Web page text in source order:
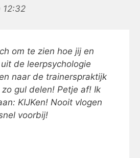
12:32
om te zien hoe jij en
de leerpsychologie
naar de trainerspraktijk
gul delen! Petje af! Ik
KIJKen! Nooit vlogen
voorbij!